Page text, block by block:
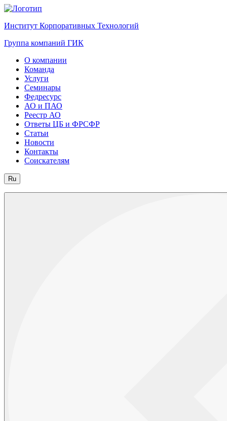
Институт Корпоративных Технологий
Группа компаний ГИК
О компании
Команда
Услуги
Семинары
Федресурс
АО и ПАО
Реестр АО
Ответы ЦБ и ФРСФР
Статьи
Новости
Контакты
Соискателям
Ru